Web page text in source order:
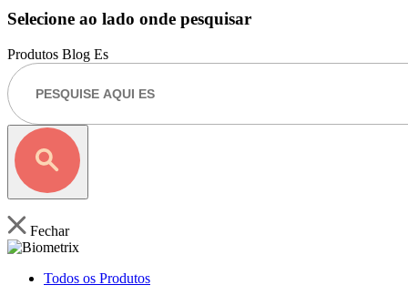
Selecione ao lado onde pesquisar
Produtos Blog Es
Fechar
Todos os Produtos